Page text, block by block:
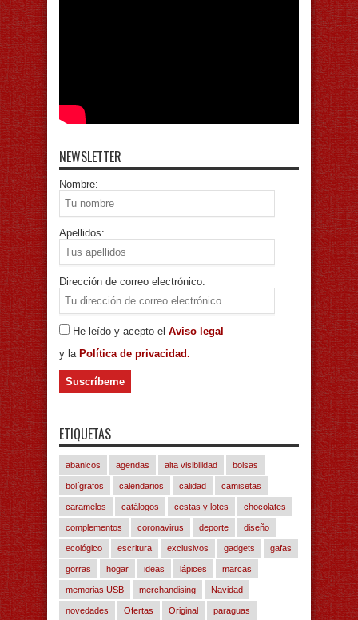
NEWSLETTER
Nombre:
Apellidos:
Dirección de correo electrónico:
He leído y acepto el Aviso legal
y la Política de privacidad.
ETIQUETAS
abanicos agendas alta visibilidad bolsas
bolígrafos calendarios calidad camisetas
caramelos catálogos cestas y lotes chocolates
complementos coronavirus deporte diseño
ecológico escritura exclusivos gadgets gafas
gorras hogar ideas lápices marcas
memorias USB merchandising Navidad
novedades Ofertas Original paraguas